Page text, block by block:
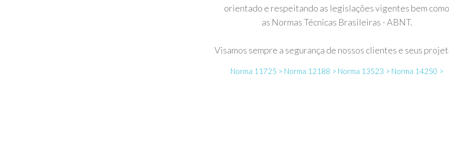
orientado e respeitando as legislações vigentes bem como
as Normas Técnicas Brasileiras - ABNT.
Visamos sempre a segurança de nossos clientes e seus
Norma 11725 > Norma 12188 > Norma 13523 > Norma 14250 >